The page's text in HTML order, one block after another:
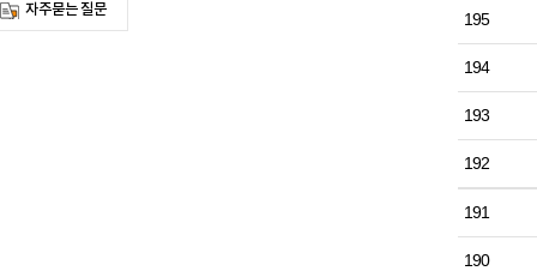
195
194
193
192
191
190
자주묻는 질문